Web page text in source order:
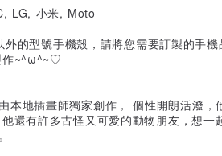
LG, 小米, Moto
的型號手機殼，請將您需要訂製的手
作~^ω^~♡
本地插畫師獨家創作， 個性開朗活潑，
還有許多古怪又可愛的動物朋友，想一